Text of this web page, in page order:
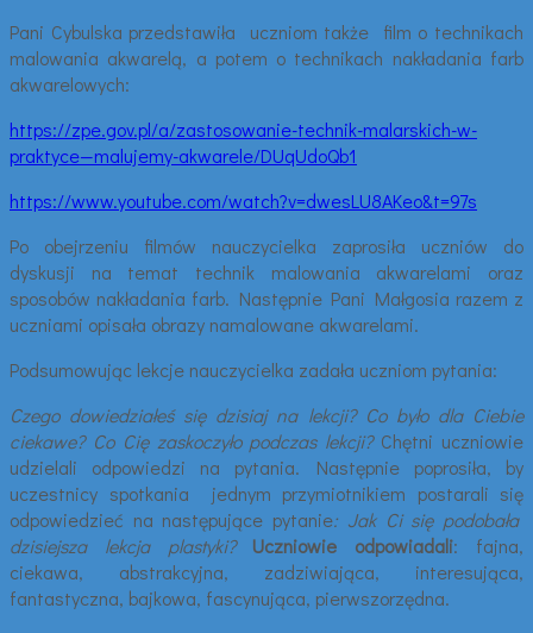
Pani Cybulska przedstawiła uczniom także film o technikach
malowania akwarelą, a potem o technikach nakładania farb
akwarelowych:
https://zpe.gov.pl/a/zastosowanie-technik-malarskich-w-
praktyce—malujemy-akwarele/DUqUdoQb1
https://www.youtube.com/watch?v=dwesLU8AKeo&t=97s
Po obejrzeniu filmów nauczycielka zaprosiła uczniów do
dyskusji na temat technik malowania akwarelami oraz
sposobów nakładania farb. Następnie Pani Małgosia razem z
uczniami opisała obrazy namalowane akwarelami.
Podsumowując lekcje nauczycielka zadała uczniom pytania:
Czego dowiedziałeś się dzisiaj na lekcji? Co było dla Ciebie
ciekawe? Co Cię zaskoczyło podczas lekcji?Chętni uczniowie
udzielali odpowiedzi na pytania. Następnie poprosiła, by
uczestnicy spotkania jednym przymiotnikiem postarali się
odpowiedzieć na następujące pytanie: Jak Ci się podobała
dzisiejsza lekcja plastyki?
Uczniowie odpowiadali: fajna,
ciekawa, abstrakcyjna, zadziwiająca, interesująca,
fantastyczna, bajkowa, fascynująca, pierwszorzędna.